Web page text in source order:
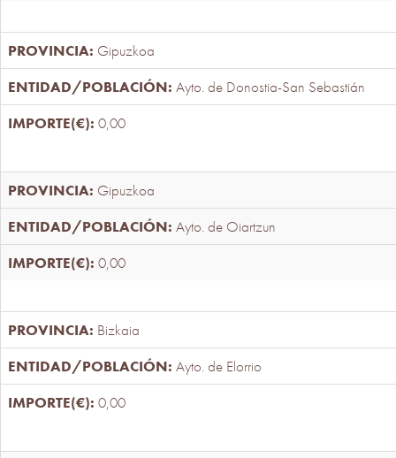
Gipuzkoa
Ayto. de Donostia-San Sebastián
0,00
Gipuzkoa
Ayto. de Oiartzun
0,00
Bizkaia
Ayto. de Elorrio
0,00